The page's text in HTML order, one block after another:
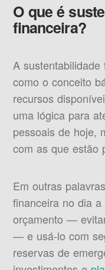
O que é
financeira?
A
como o conceito
recursos
uma lógica para
pessoais de hoje,
com as que estão
Em outras
financeira no dia
orçamento —
— e usá-lo com
reservas de